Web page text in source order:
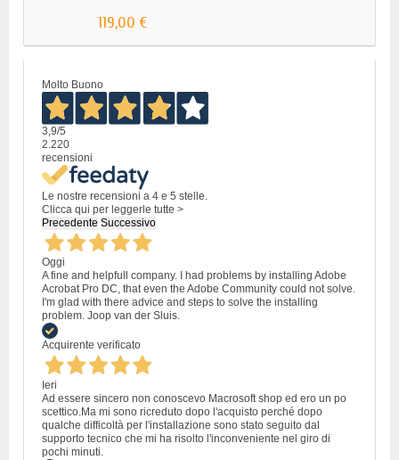
119,00 €
Molto Buono
3,9/5
2.220
recensioni
Le nostre recensioni a 4 e 5 stelle.
Clicca qui per leggerle tutte >
Precedente Successivo
Oggi
A fine and helpfull company. I had problems by installing Adobe
Acrobat Pro DC, that even the Adobe Community could not solve.
I'm glad with there advice and steps to solve the installing
problem. Joop van der Sluis.
Acquirente verificato
Ieri
Ad essere sincero non conoscevo Macrosoft shop ed ero un po
scettico.Ma mi sono ricreduto dopo l'acquisto perché dopo
qualche difficoltà per l'installazione sono stato seguito dal
supporto tecnico che mi ha risolto l'inconveniente nel giro di
pochi minuti.